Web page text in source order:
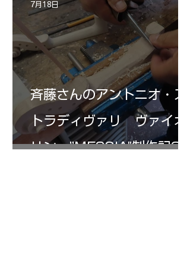
斉藤さんのアントニオ・ス
トラディヴァリ ヴァイオ
リン ”MESSIA"制作記32
7月18日